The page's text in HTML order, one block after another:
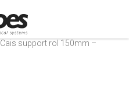
Cais support rol 150mm –